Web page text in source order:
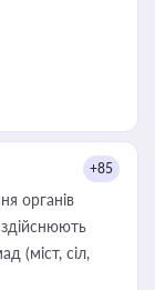
+85
органів
(міст, сіл,